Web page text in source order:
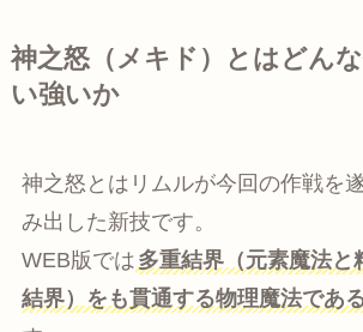
神之怒（メキド）とはどん
い強いか
神之怒とはリムルが今回の作戦を
み出した新技です。
WEB版では 多重結界（元素魔法と
結界）をも貫通する物理魔法であ